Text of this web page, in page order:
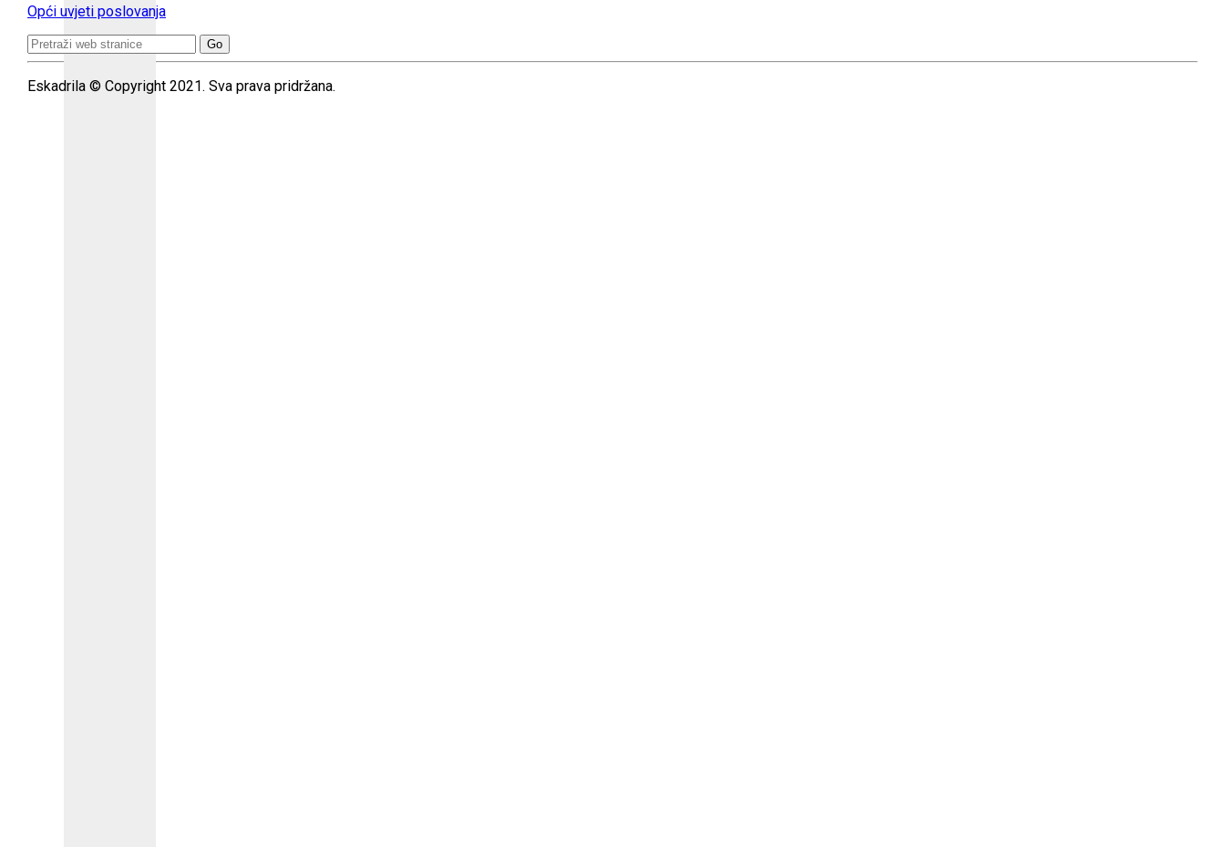
Opći uvjeti poslovanja
Search
for:
Eskadrila © Copyright 2021. Sva prava pridržana.